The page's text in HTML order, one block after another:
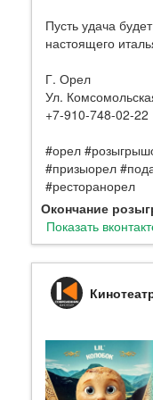
Пусть удача
настоящего
Г. Орел
Ул.
+7-910-748-02-22
#орел
#призыорел
#ресторанорел
Окончание
Показать